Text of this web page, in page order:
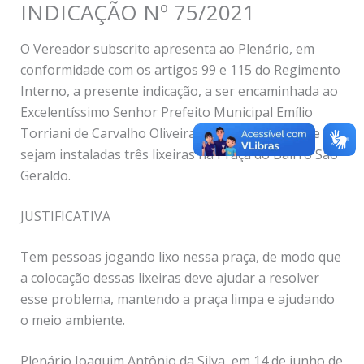
INDICAÇÃO Nº 75/2021
O Vereador subscrito apresenta ao Plenário, em
conformidade com os artigos 99 e 115 do Regimento
Interno, a presente indicação, a ser encaminhada ao
Excelentíssimo Senhor Prefeito Municipal Emílio
Torriani de Carvalho Oliveira, recomendando que
sejam instaladas três lixeiras na Praça do Bairro São
Geraldo.
JUSTIFICATIVA
Tem pessoas jogando lixo nessa praça, de modo que
a colocação dessas lixeiras deve ajudar a resolver
esse problema, mantendo a praça limpa e ajudando
o meio ambiente.
Plenário Joaquim Antônio da Silva, em 14 de junho de